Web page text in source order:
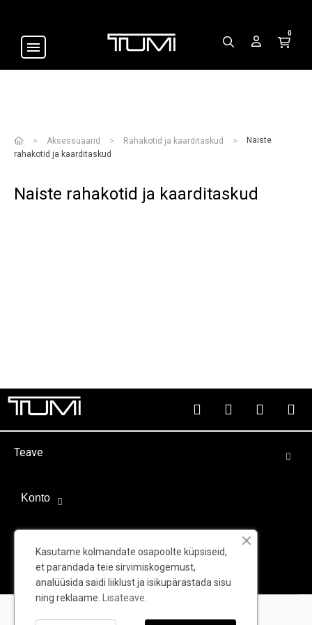
0
Aksessuaarid Rahakotid ja kaarditaskud
Naiste
rahakotid ja kaarditaskud
Naiste rahakotid ja kaarditaskud
Teave
Konto
© TUMI - Kõik õigused kaitstud
Kasutame kolmandate osapoolte küpsiseid,
et parandada teie sirvimiskogemust,
analüüsida saidi liiklust ja isikupärastada sisu
ning reklaame.
Lisateave.